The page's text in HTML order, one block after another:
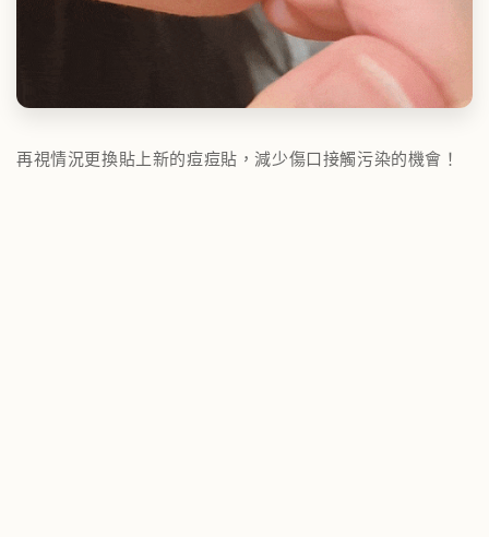
再視情況更換貼上新的痘痘貼，減少傷口接觸污染的機會！